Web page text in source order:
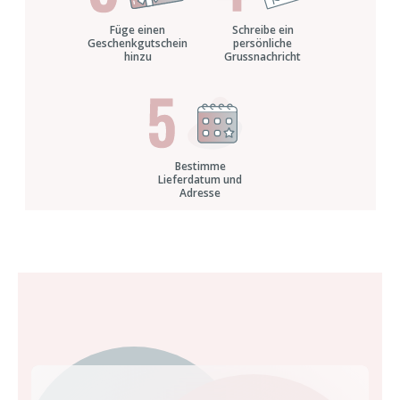
Füge einen
Geschenkgutschein
hinzu
Schreibe ein
persönliche
Grussnachricht
Bestimme
Lieferdatum und
Adresse